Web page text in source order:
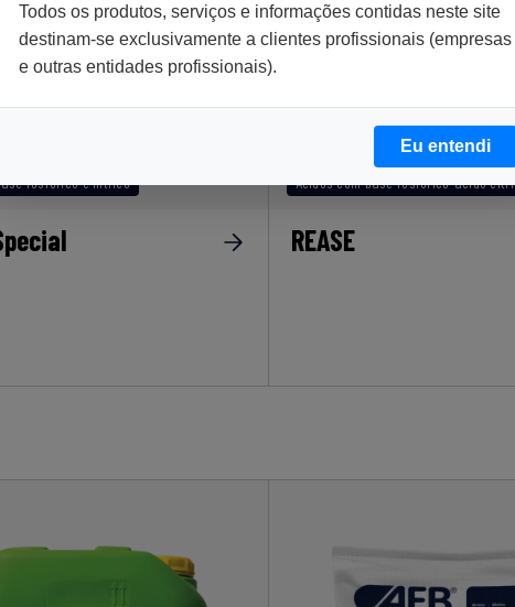
Todos os produtos, serviços e informações contidas neste site
destinam-se exclusivamente a clientes profissionais (empresas
e outras entidades profissionais).
Eu entendi
fosfórico e nítrico Ácidos com base fosfórico-ácido
REASE